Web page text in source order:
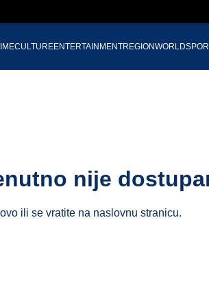
CULTUREENTERTAINMENTREGIONWORLD
nije
ili se vratite na naslovnu stranicu.